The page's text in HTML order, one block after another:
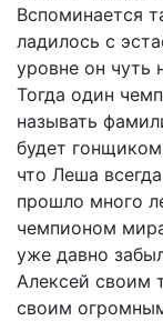
Вспоминается
ладилось с
уровне он чуть
Тогда один
называть
будет
что Леша
прошло много
чемпионом
уже давно
Алексей своим
своим